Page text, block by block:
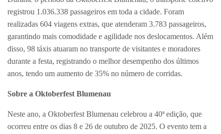
registrou 1.036.338 passageiros em toda a cidade. Foram
realizadas 604 viagens extras, que atenderam 3.783 passageiros,
garantindo mais comodidade e agilidade nos deslocamentos. Além
disso, 98 táxis atuaram no transporte de visitantes e moradores
durante a festa, registrando o melhor desempenho dos últimos
anos, tendo um aumento de 35% no número de corridas.
Sobre a Oktoberfest Blumenau
Neste ano, a Oktoberfest Blumenau celebrou a 40ª edição, que
ocorreu entre os dias 8 e 26 de outubro de 2025. O evento tem a